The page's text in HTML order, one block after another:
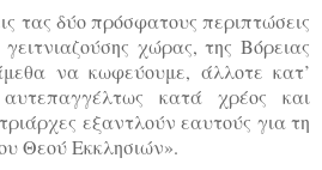
τας δύο πρόσφατους περιπτώσεις
χώρας, της Βόρειας
να κωφεύουμε, άλλοτε κατ’
κατά χρέος και
εξαντλούν εαυτούς για τη
Θεού Εκκλησιών».